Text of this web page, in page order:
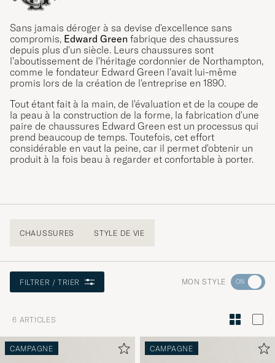
Sans jamais déroger à sa devise d'excellence sans
compromis, Edward Green fabrique des chaussures
depuis plus d'un siècle. Leurs chaussures sont
l'aboutissement de l'héritage cordonnier de Northampton,
comme le fondateur Edward Green l'avait lui-même
promis lors de la création de l'entreprise en 1890.
Tout étant fait à la main, de l'évaluation et de la coupe de
la peau à la construction de la forme, la fabrication d'une
paire de chaussures Edward Green est un processus qui
prend beaucoup de temps. Toutefois, cet effort
considérable en vaut la peine, car il permet d'obtenir un
produit à la fois beau à regarder et confortable à porter.
CHAUSSURES STYLE DE VIE
FILTRER / TRIER MON STYLE Rendez-
dans
section
6 ARTICLES
CAMPAGNE CAMPAGNE